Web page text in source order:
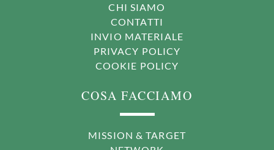
CHI SIAMO
CONTATTI
INVIO MATERIALE
PRIVACY POLICY
COOKIE POLICY
COSA FACCIAMO
MISSION & TARGET